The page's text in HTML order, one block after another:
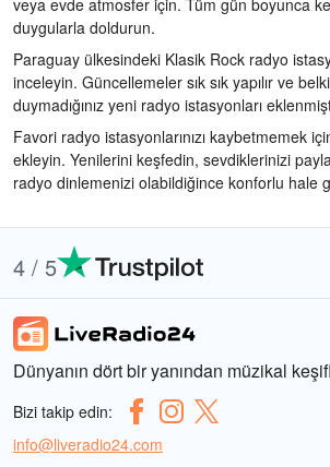
veya evde atmosfer için. Tüm gün boyunca
duygularla doldurun.
Paraguay ülkesindeki Klasik Rock radyo
inceleyin. Güncellemeler sık sık yapılır ve
duymadığınız yeni radyo istasyonları
Favori radyo istasyonlarınızı kaybetmemek
ekleyin. Yenilerini keşfedin, sevdiklerinizi
radyo dinlemenizi olabildiğince konforlu hale
4 / 5
Dünyanın dört bir yanından müzikal
Bizi takip edin:
info@liveradio24.com